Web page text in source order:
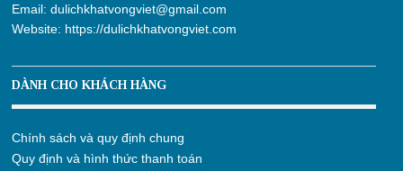
Email:dulichkhatvongviet@gmail.com
Website: https://dulichkhatvongviet.com
DÀNH CHO KHÁCH HÀNG
Chính sách và quy định chung
Quy định và hình thức thanh toán